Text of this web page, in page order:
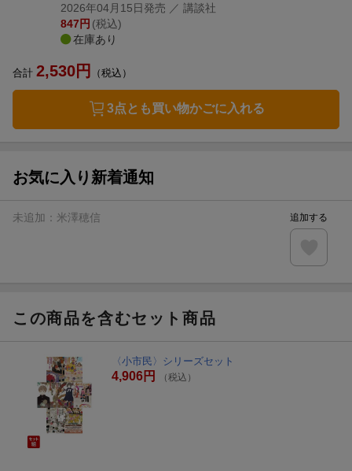
2026年04月15日発売 ／ 講談社
847 円 (税込)
在庫あり
合計 2,530円 （税込）
3点とも買い物かごに入れる
お気に入り新着通知
未追加： 米澤穂信 追加する
この商品を含むセット商品
〈小市民〉シリーズセット
4,906円 （税込）